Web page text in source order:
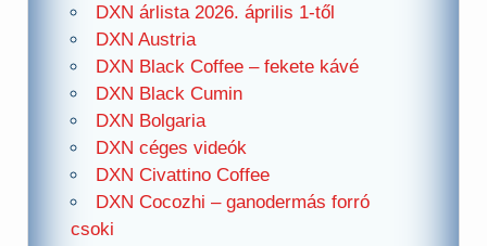
DXN árlista 2026. április 1-től
DXN Austria
DXN Black Coffee – fekete kávé
DXN Black Cumin
DXN Bolgaria
DXN céges videók
DXN Civattino Coffee
DXN Cocozhi – ganodermás forró
csoki